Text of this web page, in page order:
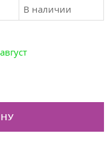
В наличии